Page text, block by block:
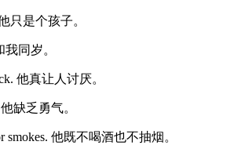
只是个孩子。
我同岁。
他真让人讨厌。
缺乏勇气。
smokes. 他既不喝酒也不抽烟。